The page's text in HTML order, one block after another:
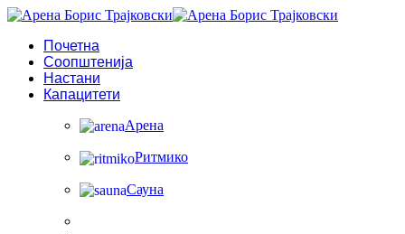
Почетна
Соопштенија
Настани
Капацитети
Арена
Ритмико
Сауна